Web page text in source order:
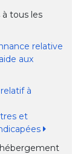
tous les
relative
aux
à
et